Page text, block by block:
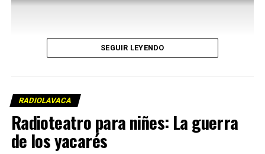
SEGUIR LEYENDO
RADIOLAVACA
Radioteatro para niñes: La guerra
de los yacarés